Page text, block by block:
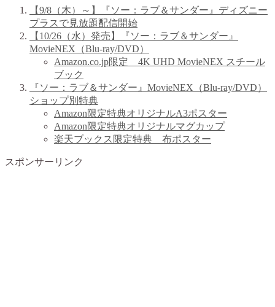
【9/8（木）～】『ソー：ラブ＆サンダー』ディズニー
プラスで見放題配信開始
【10/26（水）発売】『ソー：ラブ＆サンダー』
MovieNEX（Blu-ray/DVD）
Amazon.co.jp限定 4K UHD MovieNEX スチール
ブック
『ソー：ラブ＆サンダー』MovieNEX（Blu-ray/DVD）
ショップ別特典
Amazon限定特典オリジナルA3ポスター
Amazon限定特典オリジナルマグカップ
楽天ブックス限定特典 布ポスター
スポンサーリンク